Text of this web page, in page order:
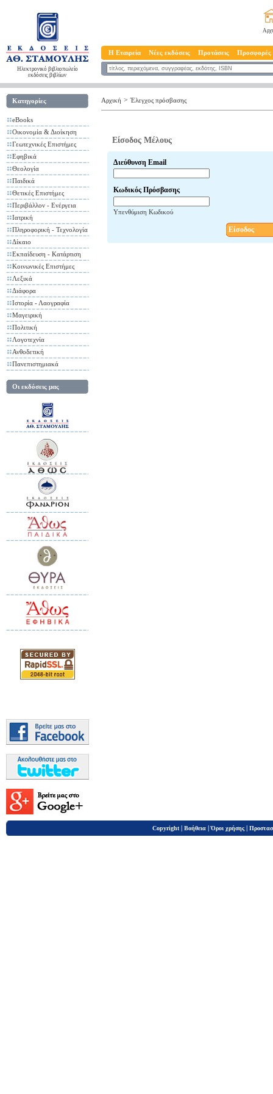
Ηλεκτρονικό βιβλιοπωλείο
εκδόσεις βιβλίων
Η Εταιρεία Νέες εκδόσεις Προτάσεις Προσφορές
Κατηγορίες
eBooks
Οικονομία & Διοίκηση
Γεωτεχνικές Επιστήμες
Εφηβικά
Θεολογία
Παιδικά
Θετικές Επιστήμες
Περιβάλλον - Ενέργεια
Ιατρική
Πληροφορική - Τεχνολογία
Δίκαιο
Εκπαίδευση - Κατάρτιση
Κοινωνικές Επιστήμες
Λεξικά
Διάφορα
Ιστορία - Λαογραφία
Μαγειρική
Πολιτική
Λογοτεχνία
Ανθοδετική
Πανεπιστημιακά
Οι εκδόσεις μας
Αρχική > Έλεγχος πρόσβασης
Είσοδος Μέλους
Διεύθυνση Email
Κωδικός Πρόσβασης
Υπενθύμιση Κωδικού
Είσοδος
Copyright | Βοήθεια |Όροι χρήσης |